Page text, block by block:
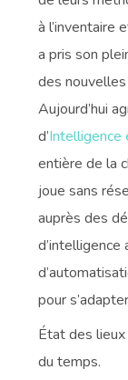
à l’inventaire
a pris son
des
Aujourd’hui
d’Intelligence
entière de la
joue sans
auprès des
pour
État des lieux
du temps.